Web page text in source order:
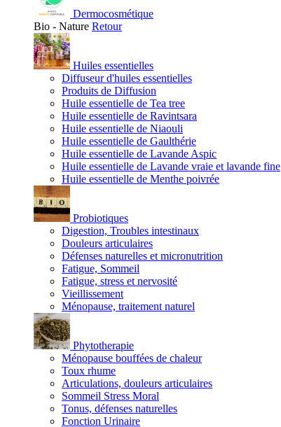
Dermocosmétique
Bio - Nature Retour
Huiles essentielles
Diffuseur d'huiles essentielles
Produits de Diffusion
Huile essentielle de Tea tree
Huile essentielle de Ravintsara
Huile essentielle de Niaouli
Huile essentielle de Gaulthérie
Huile essentielle de Lavande Aspic
Huile essentielle de Lavande vraie et lavande fine
Huile essentielle de Menthe poivrée
Probiotiques
Digestion, Troubles intestinaux
Douleurs articulaires
Défenses naturelles et micronutrition
Fatigue, Sommeil
Fatigue, stress et nervosité
Vieillissement
Ménopause, traitement naturel
Phytotherapie
Ménopause bouffées de chaleur
Toux rhume
Articulations, douleurs articulaires
Sommeil Stress Moral
Tonus, défenses naturelles
Fonction Urinaire